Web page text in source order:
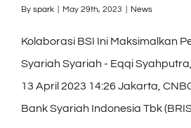
By spark May 29th, 2023 News
Kolaborasi BSI Ini Maksimalkan
Syariah Syariah - Eqqi Syahputra,
13 April 2023 14:26 Jakarta,
Bank Syariah Indonesia Tbk